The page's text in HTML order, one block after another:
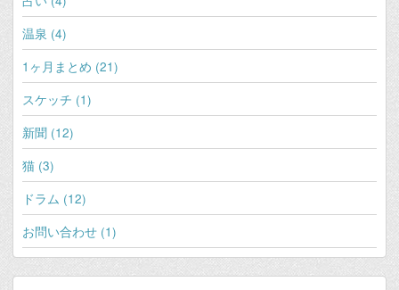
温泉 (4)
1ヶ月まとめ (21)
スケッチ (1)
新聞 (12)
猫 (3)
ドラム (12)
お問い合わせ (1)